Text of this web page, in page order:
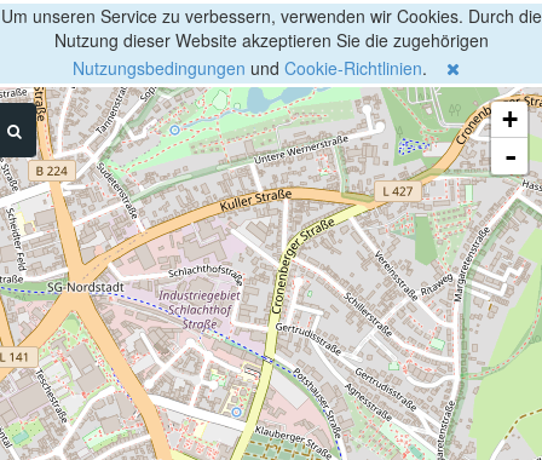
Um unseren Service zu verbessern, verwenden wir Cookies. Durch die
Nutzung dieser Website akzeptieren Sie die zugehörigen
Nutzungsbedingungen und Cookie-Richtlinien.
+
-